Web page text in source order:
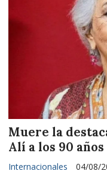
Muere la
Alí a los 90 años
Internacionales 04/08/